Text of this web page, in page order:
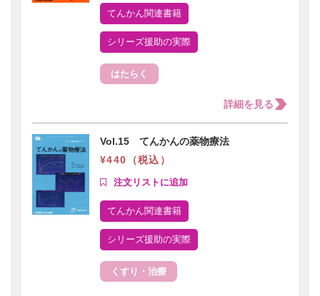
てんかん関連書籍
シリーズ援助の実際
はたらく
詳細を見る
Vol.15 てんかんの薬物療法
¥440（税込）
てんかん関連書籍
シリーズ援助の実際
くすり・治療